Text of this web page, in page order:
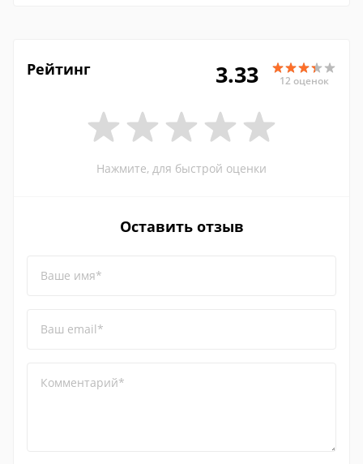
Рейтинг 3.33 12 оценок
Нажмите, для быстрой оценки
Оставить отзыв
Ваше имя*
Ваш email*
Комментарий*